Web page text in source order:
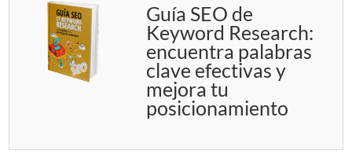
Guía SEO de
Keyword Research:
encuentra palabras
clave efectivas y
mejora tu
posicionamiento